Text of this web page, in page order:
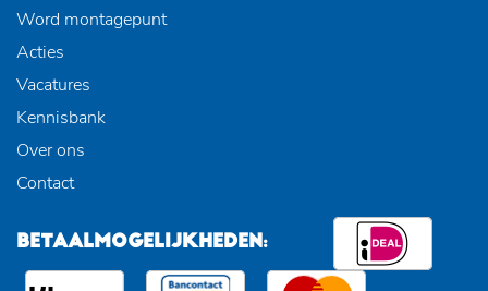
Word montagepunt
Acties
Vacatures
Kennisbank
Over ons
Contact
BETAALMOGELIJKHEDEN: